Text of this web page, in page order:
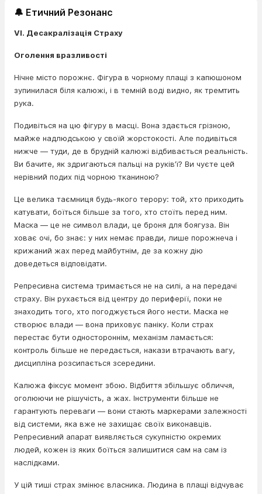
🔔 Етичний Резонанс
VI. Десакралізація Страху
Оголення вразливості
Нічне місто порожнє. Фігура в чорному плащі з капюшоном
зупинилася біля калюжі, і в темній воді видно, як тремтить
рука.
Подивіться на цю фігуру в масці. Вона здається грізною,
майже надлюдською у своїй жорстокості. Але подивіться
нижче — туди, де в брудній калюжі відбивається реальність.
Ви бачите, як здригаються пальці на руків’ї? Ви чуєте цей
нерівний подих під чорною тканиною?
Це велика таємниця будь-якого терору: той, хто приходить
катувати, боїться більше за того, хто стоїть перед ним.
Маска — це не символ влади, це броня для боягуза. Він
ховає очі, бо знає: у них немає правди, лише порожнеча і
крижаний жах перед майбутнім, де за кожну дію
доведеться відповідати.
Репресивна система тримається не на силі, а на передачі
страху. Він рухається від центру до периферії, поки не
знаходить того, хто погоджується його нести. Маска не
створює влади — вона приховує паніку. Коли страх
перестає бути одностороннім, механізм ламається:
контроль більше не передається, накази втрачають вагу,
дисципліна розсипається зсередини.
Калюжа фіксує момент збою. Відбиття збільшує обличчя,
оголюючи не рішучість, а жах. Інструменти більше не
гарантують переваги — вони стають маркерами залежності
від системи, яка вже не захищає своїх виконавців.
Репресивний апарат виявляється сукупністю окремих
людей, кожен із яких боїться залишитися сам на сам із
наслідками.
У цій тиші страх змінює власника. Людина в плащі відчуває